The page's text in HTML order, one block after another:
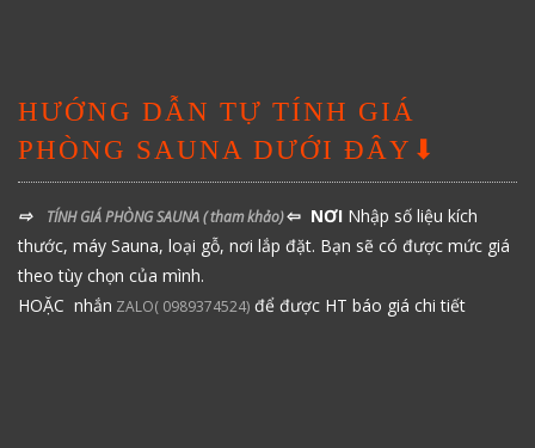
HƯỚNG DẪN TỰ TÍNH GIÁ
PHÒNG SAUNA DƯỚI ĐÂY⬇
⇨ TÍNH GIÁ PHÒNG SAUNA( tham khảo)⇦ NƠI Nhập số liệu kích
thước, máy Sauna, loại gỗ, nơi lắp đặt. Bạn sẽ có được mức giá
theo tùy chọn của mình.
HOẶC nhắn ZALO( 0989374524) để được HT báo giá chi tiết